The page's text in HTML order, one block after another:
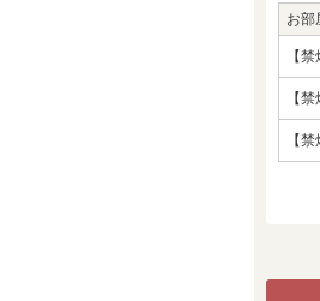
お部
【
【
【